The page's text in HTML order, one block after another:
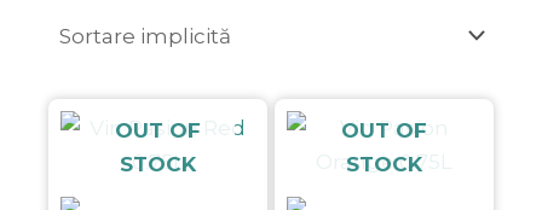
OUT OF
STOCK
OUT OF
STOCK